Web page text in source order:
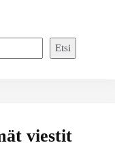
Etsi
viestit